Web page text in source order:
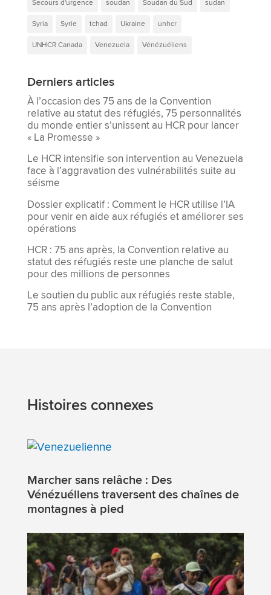
Secours d'urgence soudan Soudan du Sud sudan
Syria Syrie tchad Ukraine unhcr
UNHCR Canada Venezuela Vénézuéliens
Derniers articles
À l’occasion des 75 ans de la Convention
relative au statut des réfugiés, 75 personnalités
du monde entier s’unissent au HCR pour lancer
« La Promesse »
Le HCR intensifie son intervention au Venezuela
face à l’aggravation des vulnérabilités suite au
séisme
Dossier explicatif : Comment le HCR utilise l’IA
pour venir en aide aux réfugiés et améliorer ses
opérations
HCR : 75 ans après, la Convention relative au
statut des réfugiés reste une planche de salut
pour des millions de personnes
Le soutien du public aux réfugiés reste stable,
75 ans après l’adoption de la Convention
Histoires connexes
Marcher sans relâche : Des
Vénézuéliens traversent des chaînes de
montagnes à pied